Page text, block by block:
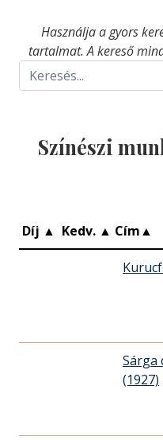
Használja a gyors
tartalmat. A kereső
Színészi
Díj ▲ Kedv. ▲ Cím▲
Sárga
(1927)